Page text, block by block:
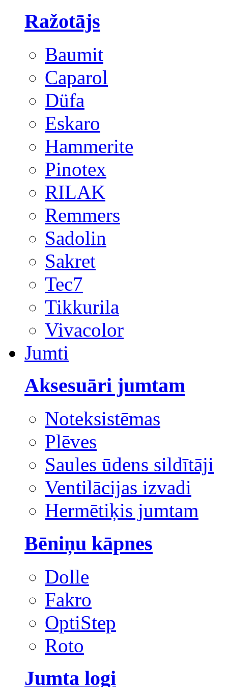
Ražotājs
Baumit
Caparol
Düfa
Eskaro
Hammerite
Pinotex
RILAK
Remmers
Sadolin
Sakret
Tec7
Tikkurila
Vivacolor
Jumti
Aksesuāri jumtam
Noteksistēmas
Plēves
Saules ūdens sildītāji
Ventilācijas izvadi
Hermētiķis jumtam
Bēniņu kāpnes
Dolle
Fakro
OptiStep
Roto
Jumta logi